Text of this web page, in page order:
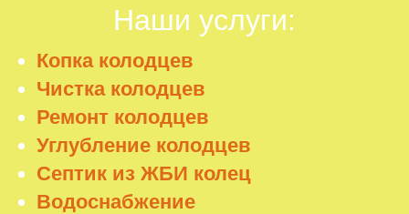
Наши услуги:
Копка колодцев
Чистка колодцев
Ремонт колодцев
Углубление колодцев
Септик из ЖБИ колец
Водоснабжение